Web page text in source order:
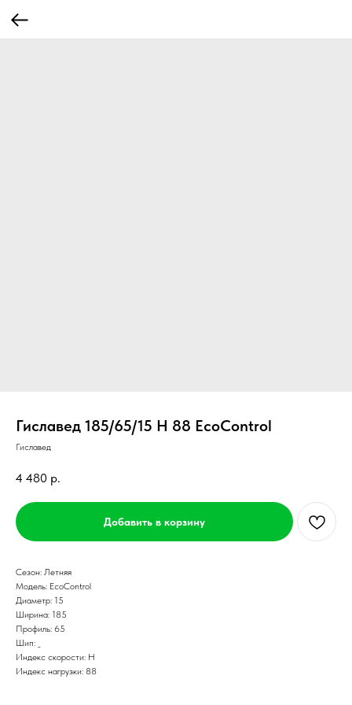
Гиславед 185/65/15 H 88 EcoControl
Гиславед
4 480 р.
Добавить в корзину
Сезон: Летняя
Модель: EcoControl
Диаметр: 15
Ширина: 185
Профиль: 65
Шип: _
Индекс скорости: H
Индекс нагрузки: 88